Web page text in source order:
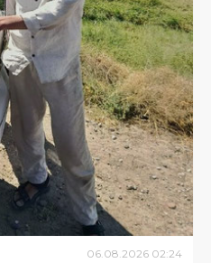
06.08.2026 02:24